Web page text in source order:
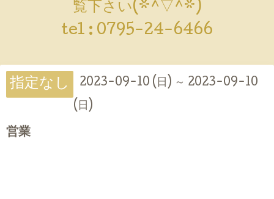
覧下さい(*^▽^*)
tel : 0795-24-6466
指定なし
2023-09-10 (日) ～ 2023-09-10
(日)
営業